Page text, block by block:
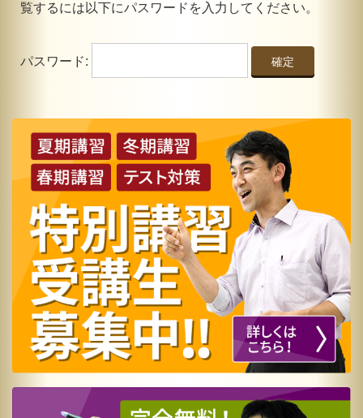
覧するには以下にパスワードを入力してください。
パスワード: